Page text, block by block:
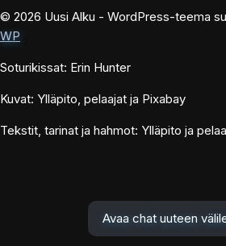
© 2026 Uusi Alku - WordPress-teema
WP
Soturikissat: Erin Hunter
Kuvat: Ylläpito, pelaajat ja Pixabay
Tekstit, tarinat ja hahmot: Ylläpito ja
Avaa chat uuteen